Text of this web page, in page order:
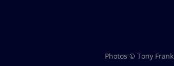
Photos © Tony Frank